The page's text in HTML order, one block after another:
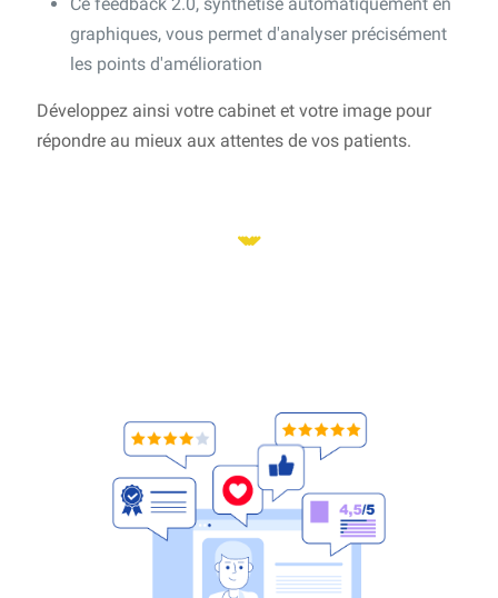
graphiques, vous permet d'analyser précisément
les points d'amélioration
Développez ainsi votre cabinet et votre image pour
répondre au mieux aux attentes de vos patients.